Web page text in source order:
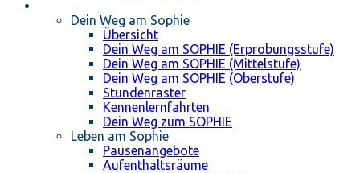
Dein Weg am Sophie
Übersicht
Dein Weg am SOPHIE (Erprobungsstufe)
Dein Weg am SOPHIE (Mittelstufe)
Dein Weg am SOPHIE (Oberstufe)
Stundenraster
Kennenlernfahrten
Dein Weg zum SOPHIE
Leben am Sophie
Pausenangebote
Aufenthaltsräume